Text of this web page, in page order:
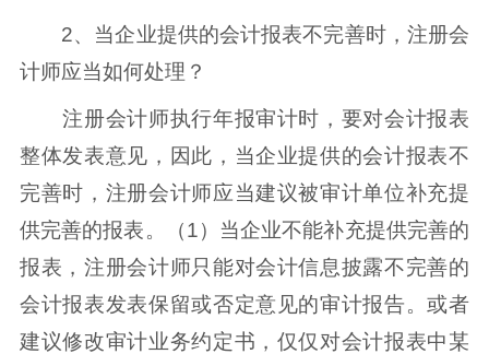
2、当企业提供的会计报表不完善时，注册会
计师应当如何处理？
注册会计师执行年报审计时，要对会计报表
整体发表意见，因此，当企业提供的会计报表不
完善时，注册会计师应当建议被审计单位补充提
供完善的报表。（1）当企业不能补充提供完善的
报表，注册会计师只能对会计信息披露不完善的
会计报表发表保留或否定意见的审计报告。或者
建议修改审计业务约定书，仅仅对会计报表中某